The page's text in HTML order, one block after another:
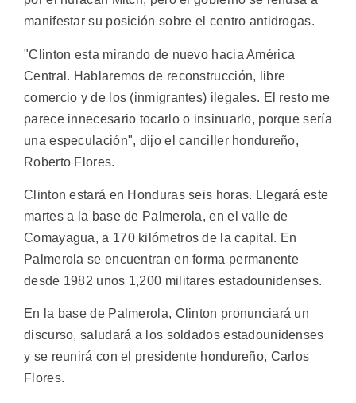
manifestar su posición sobre el centro antidrogas.
"Clinton esta mirando de nuevo hacia América
Central. Hablaremos de reconstrucción, libre
comercio y de los (inmigrantes) ilegales. El resto me
parece innecesario tocarlo o insinuarlo, porque sería
una especulación", dijo el canciller hondureño,
Roberto Flores.
Clinton estará en Honduras seis horas. Llegará este
martes a la base de Palmerola, en el valle de
Comayagua, a 170 kilómetros de la capital. En
Palmerola se encuentran en forma permanente
desde 1982 unos 1,200 militares estadounidenses.
En la base de Palmerola, Clinton pronunciará un
discurso, saludará a los soldados estadounidenses
y se reunirá con el presidente hondureño, Carlos
Flores.